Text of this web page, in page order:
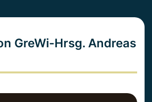
GreWi-Hrsg. Andreas